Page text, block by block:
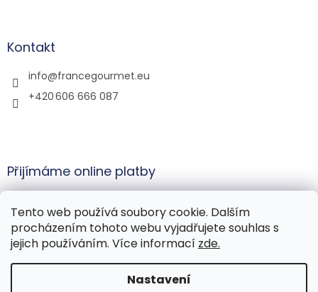
Tento web používá soubory cookie. Dalším
procházením tohoto webu vyjadřujete souhlas s
jejich používáním. Více informací zde.
Nastavení
Kontakt
info@francegourmet.eu
+420 606 666 087
Přijímáme online platby